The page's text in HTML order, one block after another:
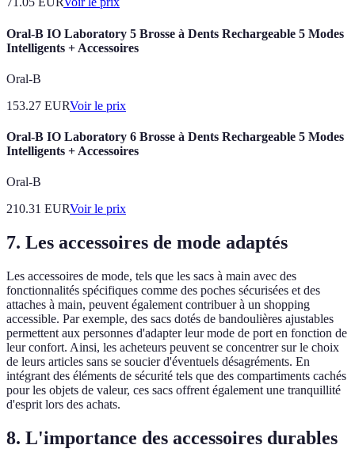
Oral-B IO Laboratory 5 Brosse à Dents Rechargeable 5 Modes
Intelligents + Accessoires
Oral-B
153.27 EURVoir le prix
Oral-B IO Laboratory 6 Brosse à Dents Rechargeable 5 Modes
Intelligents + Accessoires
Oral-B
210.31 EURVoir le prix
7. Les accessoires de mode adaptés
Les accessoires de mode, tels que les sacs à main avec des
fonctionnalités spécifiques comme des poches sécurisées et des
attaches à main, peuvent également contribuer à un shopping
accessible. Par exemple, des sacs dotés de bandoulières ajustables
permettent aux personnes d'adapter leur mode de port en fonction de
leur confort. Ainsi, les acheteurs peuvent se concentrer sur le choix
de leurs articles sans se soucier d'éventuels désagréments. En
intégrant des éléments de sécurité tels que des compartiments cachés
pour les objets de valeur, ces sacs offrent également une tranquillité
d'esprit lors des achats.
8. L'importance des accessoires durables